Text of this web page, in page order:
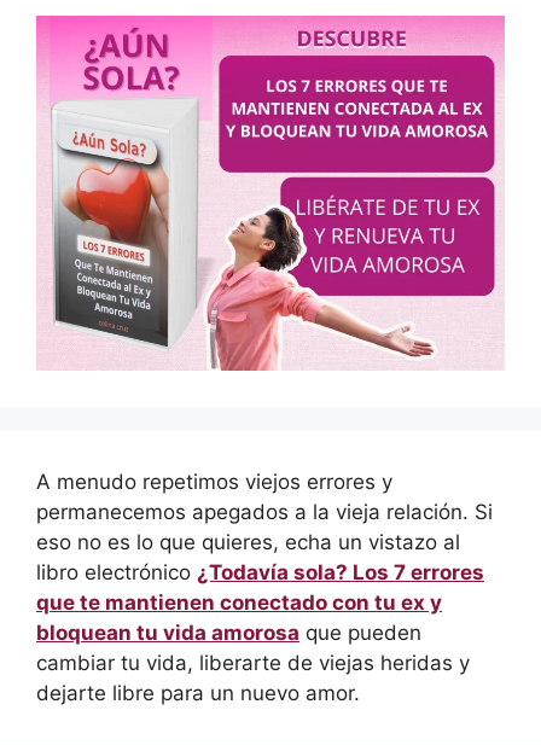
A menudo repetimos viejos errores y
permanecemos apegados a la vieja relación. Si
eso no es lo que quieres, echa un vistazo al
libro electrónico ¿Todavía sola? Los 7 errores
que te mantienen conectado con tu ex y
bloquean tu vida amorosa que pueden
cambiar tu vida, liberarte de viejas heridas y
dejarte libre para un nuevo amor.